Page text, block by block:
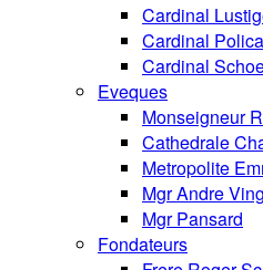
Cardinal
Cardinal
Cardinal
Eveques
Monseigneur
Cathedrale
Metropolite
Mgr Andre
Mgr Pansard
Fondateurs